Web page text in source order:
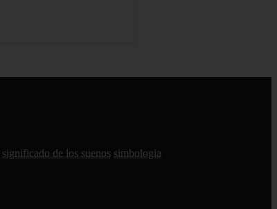
significado de los suenos simbologia